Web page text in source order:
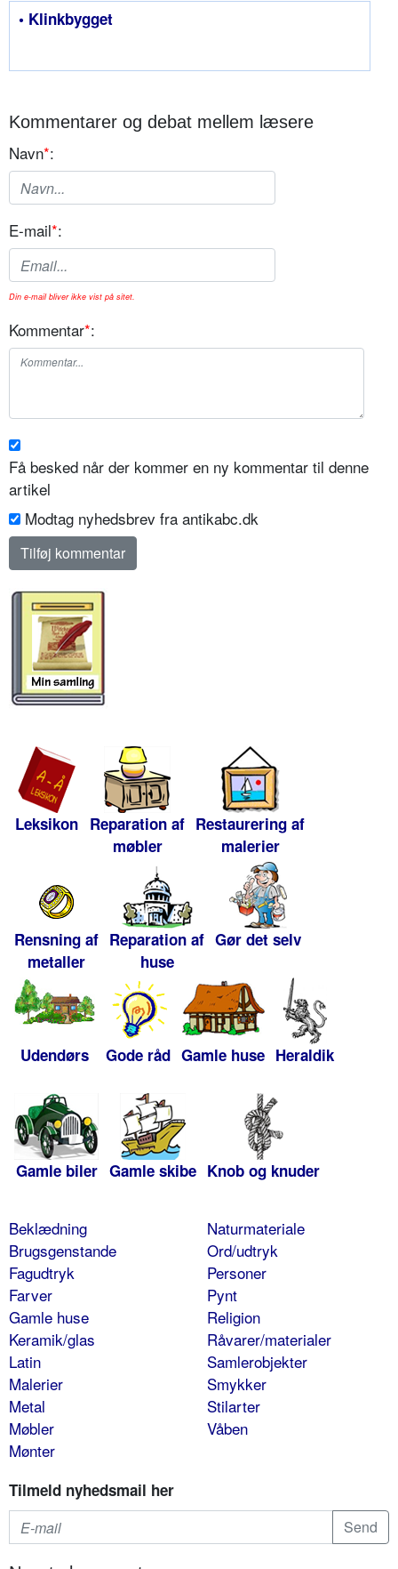
• Klinkbygget
Kommentarer og debat mellem læsere
Navn*:
E-mail*:
Din e-mail bliver ikke vist på sitet.
Kommentar*:
Få besked når der kommer en ny kommentar til denne
artikel
Modtag nyhedsbrev fra antikabc.dk
Leksikon Reparation af
møbler
Restaurering af
malerier
Rensning af
metaller
Reparation af
huse
Gør det selv
Udendørs Gode råd Gamle huse Heraldik
Gamle biler Gamle skibe Knob og knuder
Beklædning
Brugsgenstande
Fagudtryk
Farver
Gamle huse
Keramik/glas
Latin
Malerier
Metal
Møbler
Mønter
Naturmateriale
Ord/udtryk
Personer
Pynt
Religion
Råvarer/materialer
Samlerobjekter
Smykker
Stilarter
Våben
Tilmeld nyhedsmail her